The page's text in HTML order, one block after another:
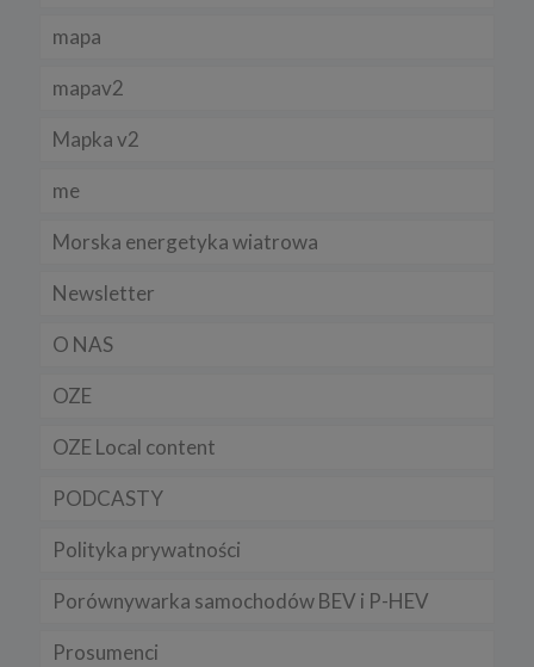
mapa
mapav2
Mapka v2
me
Morska energetyka wiatrowa
Newsletter
O NAS
OZE
OZE Local content
PODCASTY
Polityka prywatności
Porównywarka samochodów BEV i P-HEV
Prosumenci